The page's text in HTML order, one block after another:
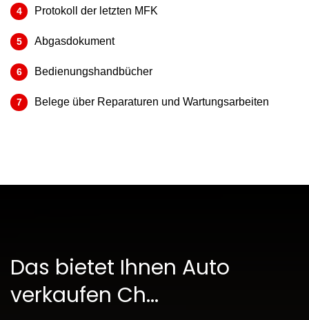
Protokoll der letzten MFK
Abgasdokument
Bedienungshandbücher
Belege über Reparaturen und Wartungsarbeiten
Das bietet Ihnen Auto
verkaufen Ch...